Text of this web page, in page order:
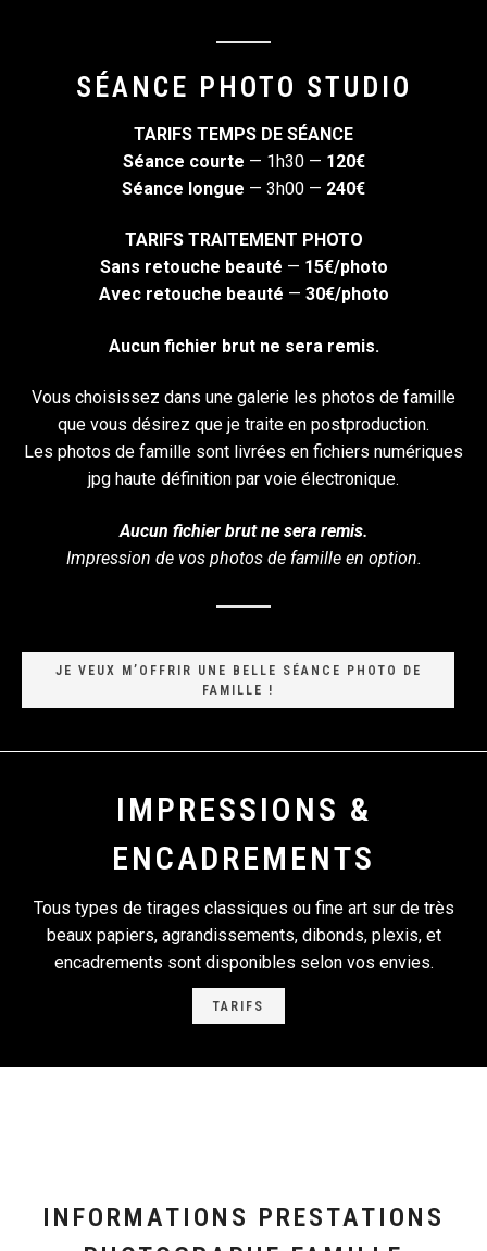
SÉANCE PHOTO STUDIO
TARIFS TEMPS DE SÉANCE
Séance courte — 1h30 — 120€
Séance longue — 3h00 — 240€
TARIFS TRAITEMENT PHOTO
Sans retouche beauté — 15€/photo
Avec retouche beauté — 30€/photo
Aucun fichier brut ne sera remis.
Vous choisissez dans une galerie les photos de famille
que vous désirez que je traite en postproduction.
Les photos de famille sont livrées en fichiers numériques
jpg haute définition par voie électronique.
Aucun fichier brut ne sera remis.
Impression de vos photos de famille en option.
JE VEUX M’OFFRIR UNE BELLE SÉANCE PHOTO DE
FAMILLE !
IMPRESSIONS &
ENCADREMENTS
Tous types de tirages classiques ou fine art sur de très
beaux papiers, agrandissements, dibonds, plexis, et
encadrements sont disponibles selon vos envies.
TARIFS
INFORMATIONS PRESTATIONS